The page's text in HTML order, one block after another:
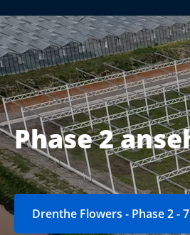
Phase 2
Drenthe Flowers - Phase 2 -